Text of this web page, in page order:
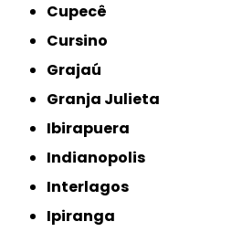
Cupecê
Cursino
Grajaú
Granja Julieta
Ibirapuera
Indianopolis
Interlagos
Ipiranga